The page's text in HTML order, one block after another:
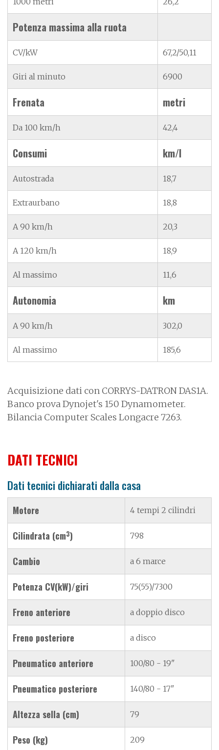
Potenza massima alla ruota
CV/kW 67,2/50,11
Giri al minuto 6900
Frenata metri
Da 100 km/h 42,4
Consumi km/l
Autostrada 18,7
Extraurbano 18,8
A 90 km/h 20,3
A 120 km/h 18,9
Al massimo 11,6
Autonomia km
A 90 km/h 302,0
Al massimo 185,6
Acquisizione dati con CORRYS-DATRON DAS1A.
Banco prova Dynojet's 150 Dynamometer.
Bilancia Computer Scales Longacre 7263.
DATI TECNICI
Dati tecnici dichiarati dalla casa
Motore 4 tempi 2 cilindri
Cilindrata (cm3) 798
Cambio a 6 marce
Potenza CV(kW)/giri 75(55)/7300
Freno anteriore a doppio disco
Freno posteriore a disco
Pneumatico anteriore 100/80 - 19"
Pneumatico posteriore 140/80 - 17"
Altezza sella (cm) 79
Peso (kg) 209